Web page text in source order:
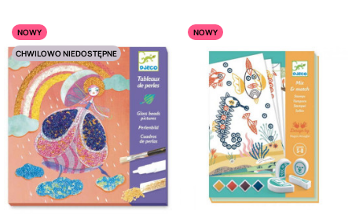
NOWY
CHWILOWO NIEDOSTĘPNE
NOWY